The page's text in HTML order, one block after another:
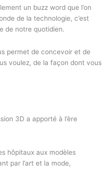
un buzz word que l’on
de la technologie, c’est
de notre quotidien.
permet de concevoir et de
voulez, de la façon dont vous
3D a apporté à l’ère
hôpitaux aux modèles
par l’art et la mode,